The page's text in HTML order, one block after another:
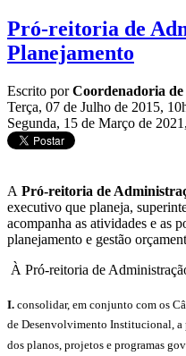
Pró-reitoria de
Planejamento
Escrito porCoordenadoria
Terça, 07 de Julho de 2015,
Segunda, 15 de Março de
A Pró-reitoria de
executivo que planeja,
acompanha as atividades e as
planejamento e gestão
À Pró-reitoria de
I. consolidar, em conjunto com os
de Desenvolvimento Institucional, a
dos planos, projetos e programas